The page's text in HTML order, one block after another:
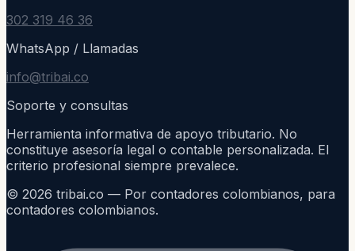
302 319 46 36
WhatsApp / Llamadas
info@tribai.co
Soporte y consultas
Herramienta informativa de apoyo tributario. No
constituye asesoría legal o contable personalizada. El
criterio profesional siempre prevalece.
© 2026 tribai.co — Por contadores colombianos, para
contadores colombianos.